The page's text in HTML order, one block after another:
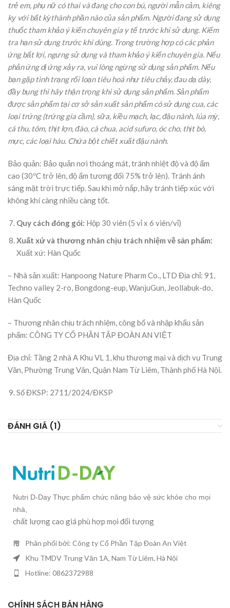
trẻ em, phụ nữ có thai và đang cho con bú, người mẫn cảm, kiêng
kỵ với bất kỳthành phần nào của sản phẩm. Người đang sử dụng
thuốc tham khảo ý kiến chuyên gia y tế trước khi sử dụng. Kiểm
tra hạn sử dụng trước khi dùng. Trong trường hợp có các phản
ứng bất lợi, ngưng sử dụng và tham khảo ý kiến chuyên gia. Nếu
phản ứng dị ứng xảy ra, vui lòng ngừng sử dụng sản phẩm. Nếu
bạn gặp tình trạng rối loạn tiêu hoá như tiêu chảy, đau dạ dày,
đầy bụng thì hãy thận trọng khi sử dụng sản phẩm. Sản phẩm
được sản phẩm tại cơ sở sản xuất sản phẩm có sử dụng cua, các
loại trứng (trứng gia cầm), sữa, kiều mạch, lạc, đậu nành, lúa mỳ,
cá thu, tôm, thịt lợn, đào, cà chua, acid sufuro, óc cho, thịt bò,
mực, các loại hàu. Chứa bột chiết xuất đậu nành.
Bảo quản: Bảo quản nơi thoáng mát, tránh nhiệt độ và độ ẩm
cao (30ºC trở lên, độ ẩm tương đối 75% trở lên). Tránh ánh
sáng mặt trời trực tiếp. Sau khi mở nắp, hãy tránh tiếp xúc với
không khí càng nhiều càng tốt.
Quy cách đóng gói: Hộp 30 viên (5 vỉ x 6 viên/vỉ)
Xuất xứ và thương nhân chịu trách nhiệm về sản phẩm:
Xuất xứ: Hàn Quốc
– Nhà sản xuất: Hanpoong Nature Pharm Co., LTD Địa chỉ: 91,
Techno valley 2-ro, Bongdong-eup, WanjuGun, Jeollabuk-do,
Hàn Quốc
– Thương nhân chịu trách nhiệm, công bố và nhập khẩu sản
phẩm: CÔNG TY CỔ PHẦN TẬP ĐOÀN AN VIỆT
Địa chỉ: Tầng 2 nhà A Khu VL 1, khu thương mại và dịch vụ Trung
Văn, Phường Trung Văn, Quận Nam Từ Liêm, Thành phố Hà Nội.
Số ĐKSP: 2711/2024/ĐKSP
ĐÁNH GIÁ (1)
Nutri D-Day Thực phẩm chức năng bảo vệ sức khỏe cho mọi
nhà,
chất lượng cao giá phù hợp mọi đối tượng
Phân phối bởi: Công ty Cổ Phần Tập Đoàn An Việt
Khu TMDV Trung Văn 1A, Nam Từ Liêm, Hà Nội
Hotline: 0862372988
CHÍNH SÁCH BÁN HÀNG